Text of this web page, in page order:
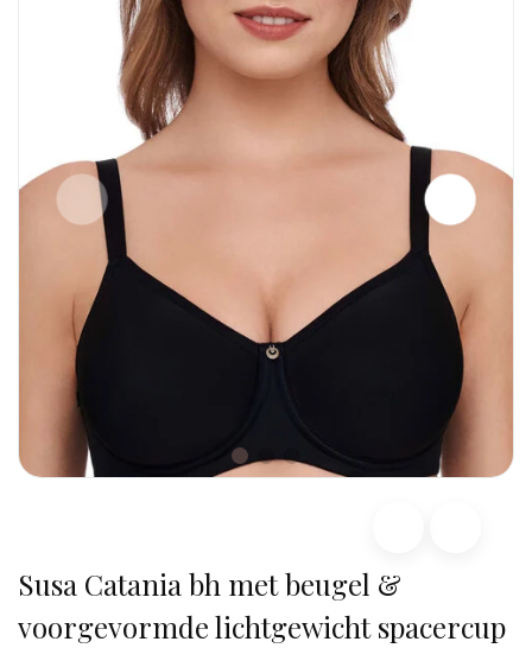
Susa Catania bh met beugel &
voorgevormde lichtgewicht spacercup